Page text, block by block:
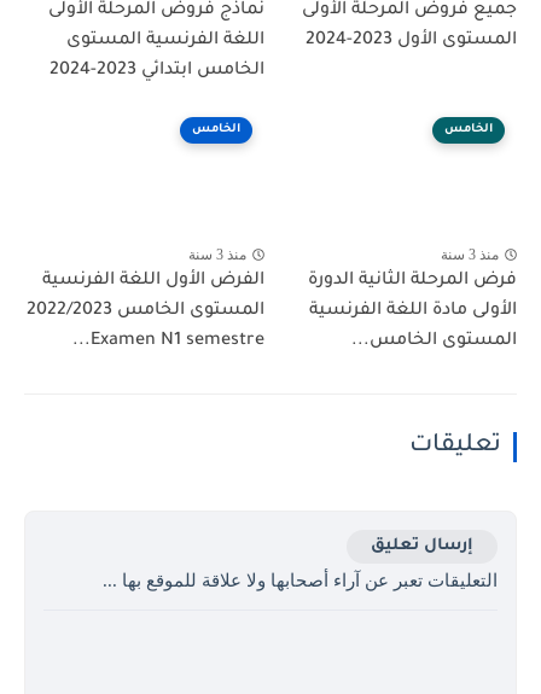
جميع فروض المرحلة الأولى
المستوى الأول 2023-2024
نماذج فروض المرحلة الأولى
اللغة الفرنسية المستوى
الخامس ابتدائي 2023-2024
الخامس
منذ 3 سنة
فرض المرحلة الثانية الدورة
الأولى مادة اللغة الفرنسية
المستوى الخامس...
الخامس
منذ 3 سنة
الفرض الأول اللغة الفرنسية
المستوى الخامس 2022/2023
Examen N1 semestre...
تعليقات
إرسال تعليق
التعليقات تعبر عن آراء أصحابها ولا علاقة للموقع بها ...